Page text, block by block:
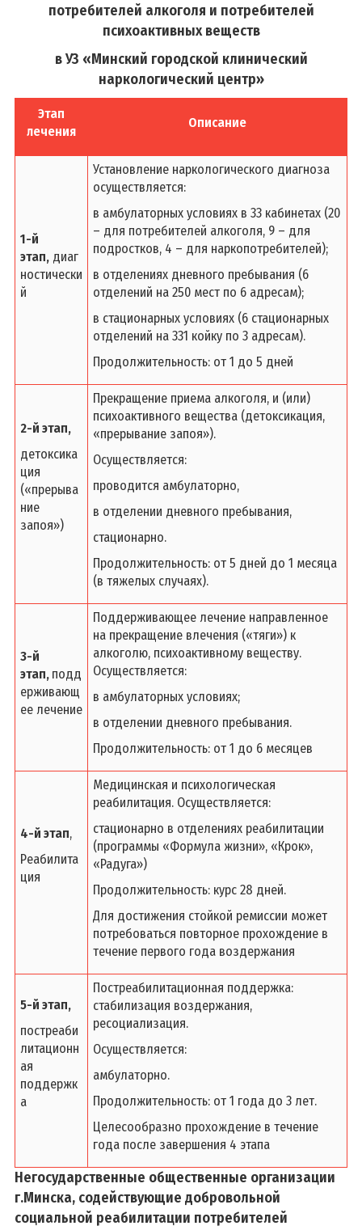
потребителей алкоголя и потребителей
психоактивных веществ
в УЗ «Минский городской клинический
наркологический центр»
Этап
лечения
Описание
1-й
этап, диаг
ностически
й
Установление наркологического диагноза
осуществляется:
в амбулаторных условиях в 33 кабинетах (20
– для потребителей алкоголя, 9 – для
подростков, 4 – для наркопотребителей);
в отделениях дневного пребывания (6
отделений на 250 мест по 6 адресам);
в стационарных условиях (6 стационарных
отделений на 331 койку по 3 адресам).
Продолжительность: от 1 до 5 дней
2-й этап,
детоксика
ция
(«прерыва
ние
запоя»)
Прекращение приема алкоголя, и (или)
психоактивного вещества (детоксикация,
«прерывание запоя»).
Осуществляется:
проводится амбулаторно,
в отделении дневного пребывания,
стационарно.
Продолжительность: от 5 дней до 1 месяца
(в тяжелых случаях).
3-й
этап, подд
ерживающ
ее лечение
Поддерживающее лечение направленное
на прекращение влечения («тяги») к
алкоголю, психоактивному веществу.
Осуществляется:
в амбулаторных условиях;
в отделении дневного пребывания.
Продолжительность: от 1 до 6 месяцев
4-й этап,
Реабилита
ция
Медицинская и психологическая
реабилитация. Осуществляется:
стационарно в отделениях реабилитации
(программы «Формула жизни», «Крок»,
«Радуга»)
Продолжительность: курс 28 дней.
Для достижения стойкой ремиссии может
потребоваться повторное прохождение в
течение первого года воздержания
5-й этап,
постреаби
литационн
ая
поддержк
а
Постреабилитационная поддержка:
стабилизация воздержания,
ресоциализация.
Осуществляется:
амбулаторно.
Продолжительность: от 1 года до 3 лет.
Целесообразно прохождение в течение
года после завершения 4 этапа
Негосударственные общественные организации
г.Минска, содействующие добровольной
социальной реабилитации потребителей